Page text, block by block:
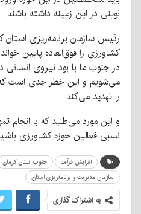
نوینی در این زمینه داشته باشند.
رئیس سازمان برنامه‌ریزی
کشاورزی را فوق‌العاده پایین
در جنوب ما با بود نیروی
می‌شویم و این خطر جدی است
را تهدید می‌کند.
و این مورد می‌طلبد که با انجام
نسبی فعالین حوزه کشاورزی
افزایش درآمد جنوب استان کرمان
سازمان مدیریت و برنامه‌ریزی استان
به اشتراک گذاری